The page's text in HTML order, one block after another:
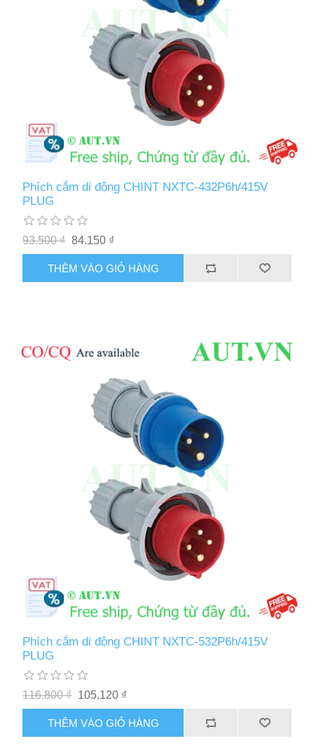
Phích cắm di động CHINT NXTC-432P6h/415V
PLUG
93.500 ₫ 84.150 ₫
THÊM VÀO GIỎ HÀNG
Phích cắm di động CHINT NXTC-532P6h/415V
PLUG
116.800 ₫ 105.120 ₫
THÊM VÀO GIỎ HÀNG